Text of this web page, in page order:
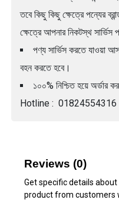
তবে কিছু কিছু ক্ষেত্রে পন্যের
ক্ষেত্রে আপনার নিকটস্থ সার্ভিস
পণ্য সার্ভিস করতে যাওয়া
বহন করতে হবে।
১০০% নিশ্চিত হয়ে অর্ডার
Hotline : 01824554316
Reviews (0)
Get specific details about
product from customers